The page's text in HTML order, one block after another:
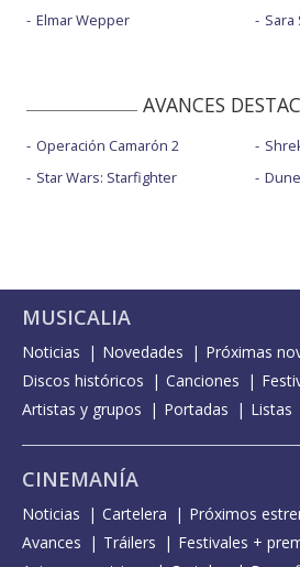
Elmar Wepper
Sara
AVANCES
Operación Camarón 2
Star Wars: Starfighter
MUSICALIA
Noticias Novedades
Próximas
Discos históricos
Canciones
Artistas y grupos
Portadas Listas
CINEMANÍA
Noticias Cartelera Próximos
Avances
Tráilers
Festivales +